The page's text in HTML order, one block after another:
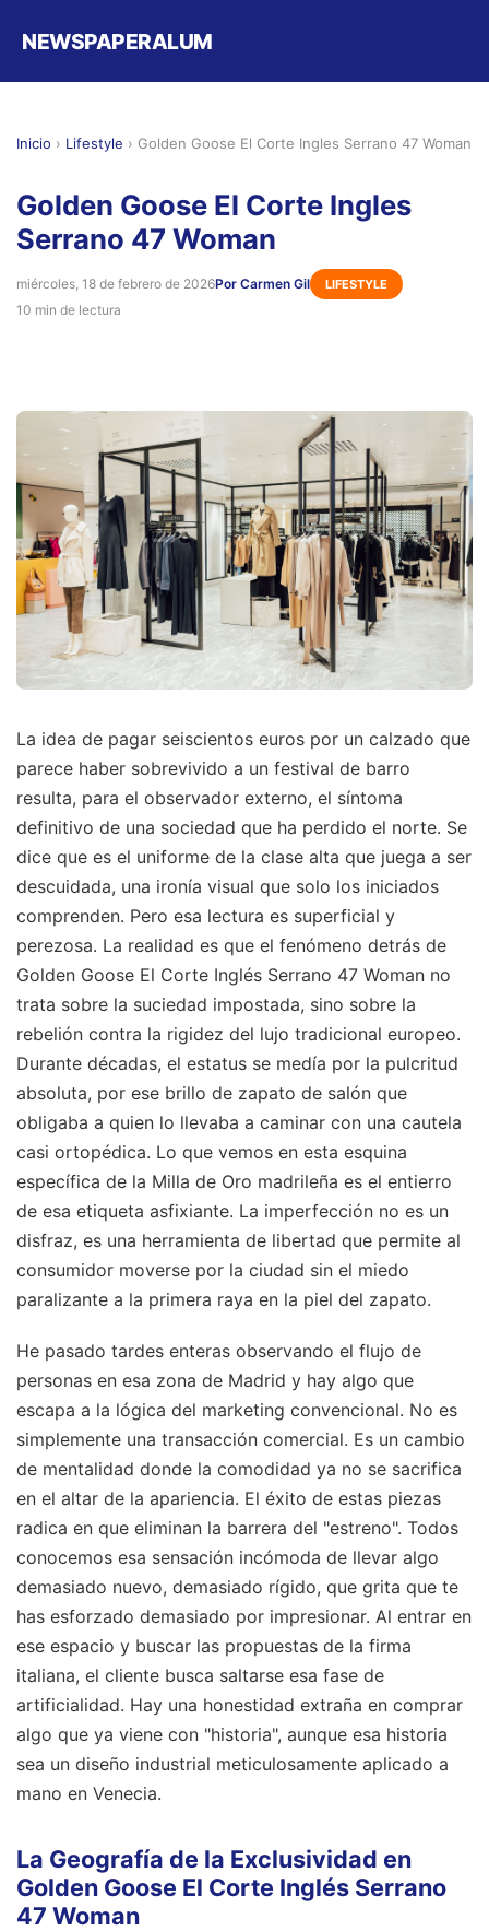
NEWSPAPERALUM
Inicio › Lifestyle › Golden Goose El Corte Ingles Serrano 47 Woman
Golden Goose El Corte Ingles
Serrano 47 Woman
miércoles, 18 de febrero de 2026Por Carmen Gil LIFESTYLE
10 min de lectura
La idea de pagar seiscientos euros por un calzado que
parece haber sobrevivido a un festival de barro
resulta, para el observador externo, el síntoma
definitivo de una sociedad que ha perdido el norte. Se
dice que es el uniforme de la clase alta que juega a ser
descuidada, una ironía visual que solo los iniciados
comprenden. Pero esa lectura es superficial y
perezosa. La realidad es que el fenómeno detrás de
Golden Goose El Corte Inglés Serrano 47 Woman no
trata sobre la suciedad impostada, sino sobre la
rebelión contra la rigidez del lujo tradicional europeo.
Durante décadas, el estatus se medía por la pulcritud
absoluta, por ese brillo de zapato de salón que
obligaba a quien lo llevaba a caminar con una cautela
casi ortopédica. Lo que vemos en esta esquina
específica de la Milla de Oro madrileña es el entierro
de esa etiqueta asfixiante. La imperfección no es un
disfraz, es una herramienta de libertad que permite al
consumidor moverse por la ciudad sin el miedo
paralizante a la primera raya en la piel del zapato.
He pasado tardes enteras observando el flujo de
personas en esa zona de Madrid y hay algo que
escapa a la lógica del marketing convencional. No es
simplemente una transacción comercial. Es un cambio
de mentalidad donde la comodidad ya no se sacrifica
en el altar de la apariencia. El éxito de estas piezas
radica en que eliminan la barrera del "estreno". Todos
conocemos esa sensación incómoda de llevar algo
demasiado nuevo, demasiado rígido, que grita que te
has esforzado demasiado por impresionar. Al entrar en
ese espacio y buscar las propuestas de la firma
italiana, el cliente busca saltarse esa fase de
artificialidad. Hay una honestidad extraña en comprar
algo que ya viene con "historia", aunque esa historia
sea un diseño industrial meticulosamente aplicado a
mano en Venecia.
La Geografía de la Exclusividad en
Golden Goose El Corte Inglés Serrano
47 Woman